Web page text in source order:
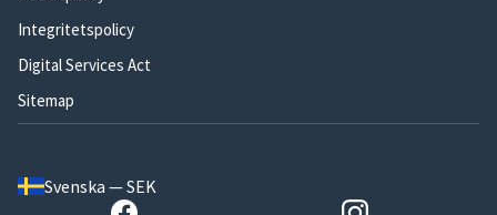
Integritetspolicy
Digital Services Act
Sitemap
Svenska — SEK